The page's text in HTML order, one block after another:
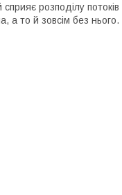
розподілу потоків
а то й зовсім без нього.